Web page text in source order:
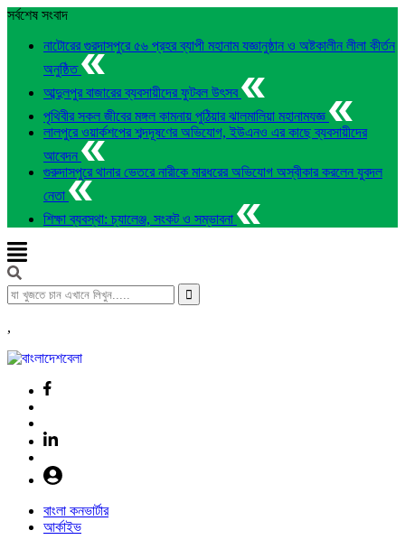
সর্বশেষ সংবাদ
নাটোরের গুরদাসপুরে ৫৬ প্রহর ব্যাপী মহানাম যজ্ঞানুষ্ঠান ও অষ্টকালীন লীলা কীর্তন
অনুষ্ঠিত
আব্দুলপুর বাজারের ব্যবসায়ীদের ফুটবল উৎসব
পৃথিবীর সকল জীবের মঙ্গল কামনায় পুঠিয়ার ঝালমালিয়া মহানামযজ্ঞ
লালপুরে ওয়ার্কশপের শব্দদূষণের অভিযোগ, ইউএনও এর কাছে ব্যবসায়ীদের
আবেদন
গুরুদাসপুরে থানার ভেতরে নারীকে মারধরের অভিযোগ অস্বীকার করলেন যুবদল
নেতা
শিক্ষা ব্যবস্থা: চ্যালেঞ্জ, সংকট ও সম্ভাবনা
,
বাংলা কনভার্টার
আর্কাইভ